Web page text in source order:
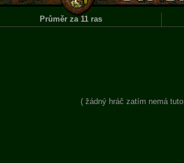
Průměr za 11 ras
( žádný hráč zatím nemá